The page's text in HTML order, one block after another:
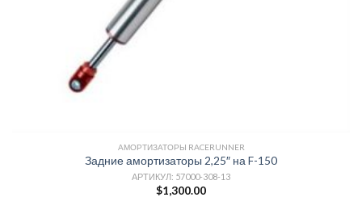
АМОРТИЗАТОРЫ RACERUNNER
Задние амортизаторы 2,25″ на F-150
АРТИКУЛ: 57000-308-13
$1,300.00